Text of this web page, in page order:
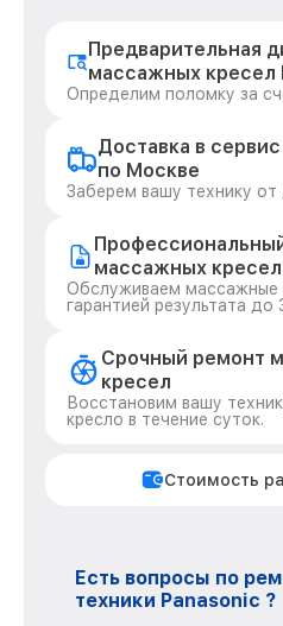
Предварительная
массажных кресел
Определим поломку за
Доставка в
по Москве
Заберем вашу технику от
массажных кресел
Обслуживаем массажные
гарантией результата до
Срочный ремонт
кресел
Восстановим вашу
кресло в течение суток.
Стоимость
Есть вопросы по
техники Panasonic ?